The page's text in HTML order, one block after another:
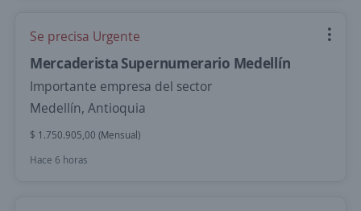
Se precisa Urgente
Mercaderista Supernumerario Medellín
Importante empresa del sector
Medellín, Antioquia
$ 1.750.905,00 (Mensual)
Hace 6 horas